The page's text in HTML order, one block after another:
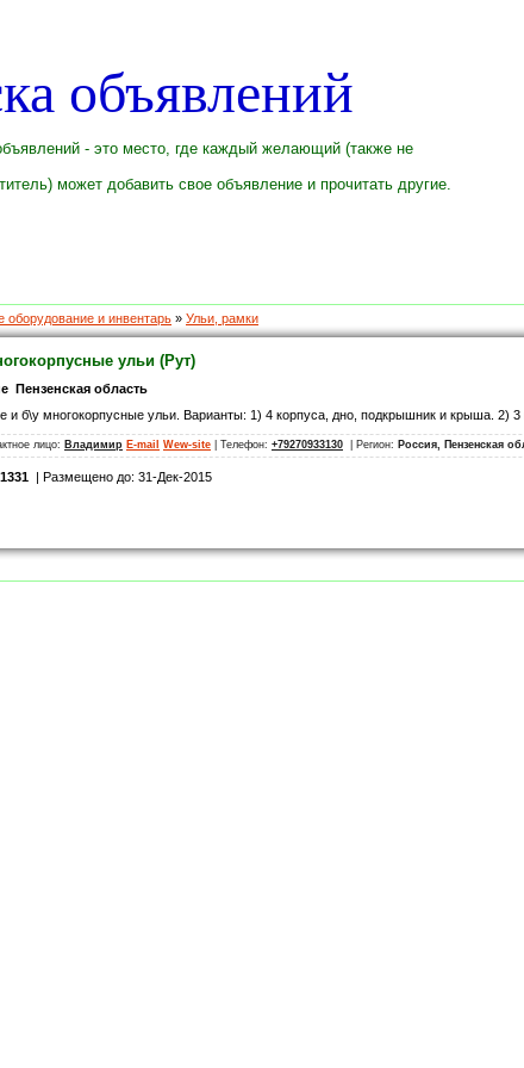
объявлений
- это место, где каждый желающий (также не
может добавить свое объявление и прочитать другие.
оборудование и инвентарь » Ульи, рамки
ульи (Рут)
Пензенская область
и б\у многокорпусные ульи. Варианты: 1) 4 корпуса, дно, подкрышник и крыша. 2)
лицо: Владимир E-mail Wew-site | Телефон: +79270933130 | Регион: Россия, Пензенская
1331 | Размещено до: 31-Дек-2015